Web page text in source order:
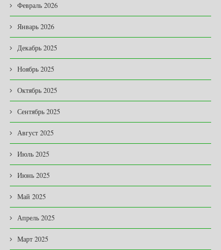
Февраль 2026
Январь 2026
Декабрь 2025
Ноябрь 2025
Октябрь 2025
Сентябрь 2025
Август 2025
Июль 2025
Июнь 2025
Май 2025
Апрель 2025
Март 2025